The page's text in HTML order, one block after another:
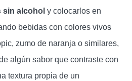
sin alcohol y colocarlos en
bebidas con colores vivos
zumo de naranja o similares,
algún sabor que contraste con
textura propia de un